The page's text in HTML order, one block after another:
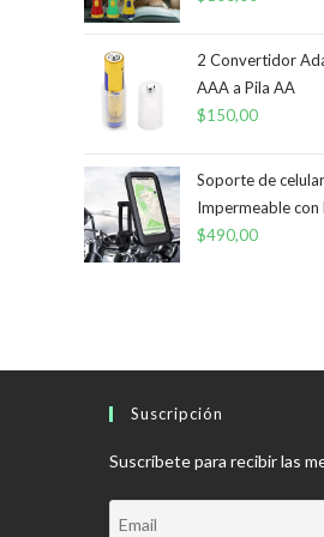
2 Convertidor
AAA a Pila AA
$150,00
Soporte de
Impermeable con
$490,00
Suscripción
Suscríbete para recibir las